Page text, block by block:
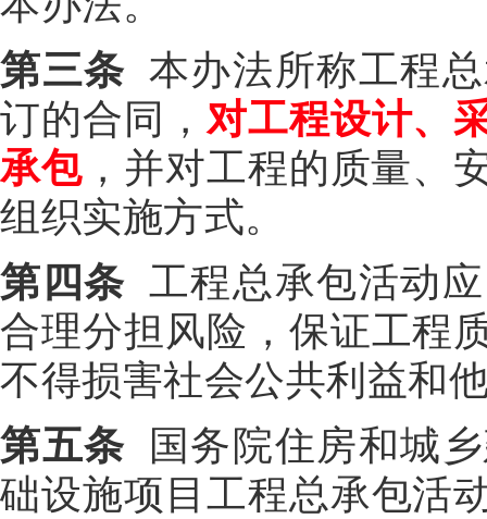
第三条 本办法所称工程
订的合同， 对工程设计、
承包，并对工程的质量、
组织实施方式。
第四条 工程总承包活动
合理分担风险，保证工程
不得损害社会公共利益和
第五条 国务院住房和城
础设施项目工程总承包活